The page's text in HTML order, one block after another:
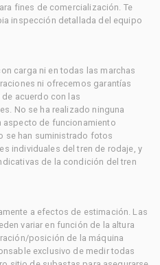
fines de comercialización. Te
inspección detallada del equipo
carga ni en todas las marchas
ni ofrecemos garantías
acuerdo con las
No se ha realizado ninguna
aspecto de funcionamiento
se han suministrado fotos
individuales del tren de rodaje, y
de la condición del tren
a efectos de estimación. Las
variar en función de la altura
posición de la máquina
exclusivo de medir todas